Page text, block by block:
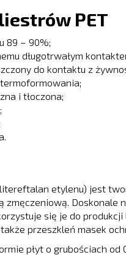
PET
89 – 90%;
długotrwałym
do kontaktu z
i tłoczona;
etylenu) jest
zmęczeniową. Doskonale
się je do
przeszkleń masek
płyt o grubościach